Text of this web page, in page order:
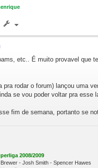
Pesquisa
etc.. É muito provavel que
pra rodar o forum) lançou uma
se vou poder voltar pra esse
fim de semana, portanto se
2008/2009
- Josh Smith - Spencer Hawes